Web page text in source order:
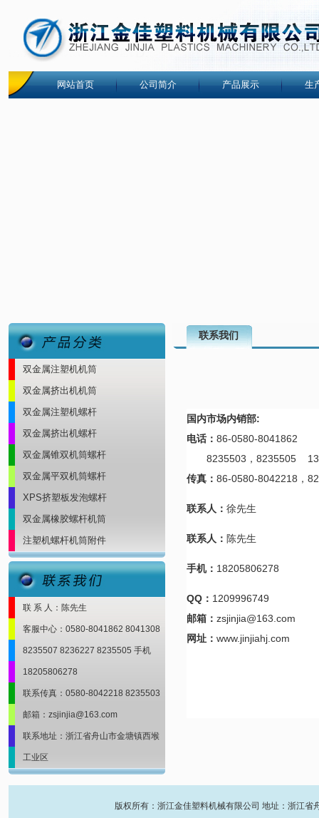
网站首页 公司简介 产品展示 生
双金属注塑机机筒
双金属挤出机机筒
双金属注塑机螺杆
双金属挤出机螺杆
双金属锥双机筒螺杆
双金属平双机筒螺杆
XPS挤塑板发泡螺杆
双金属橡胶螺杆机筒
注塑机螺杆机筒附件
联 系 人：陈先生
客服中心：0580-8041862 8041308
8235507 8236227 8235505 手机
18205806278
联系传真：0580-8042218 8235503
邮箱：zsjinjia@163.com
联系地址：浙江省舟山市金塘镇西堠
工业区
联系我们
国内市场内销部:
电话： 86-0580-8041862
8235503，8235505
传真： 86-0580-8042218，
联系人： 徐先生
联系人： 陈先生
手机： 18205806278
QQ： 1209996749
邮箱： zsjinjia@163.com
网址： www.jinjiahj.com
版权所有：浙江金佳塑料机械有限公司 地址：浙江